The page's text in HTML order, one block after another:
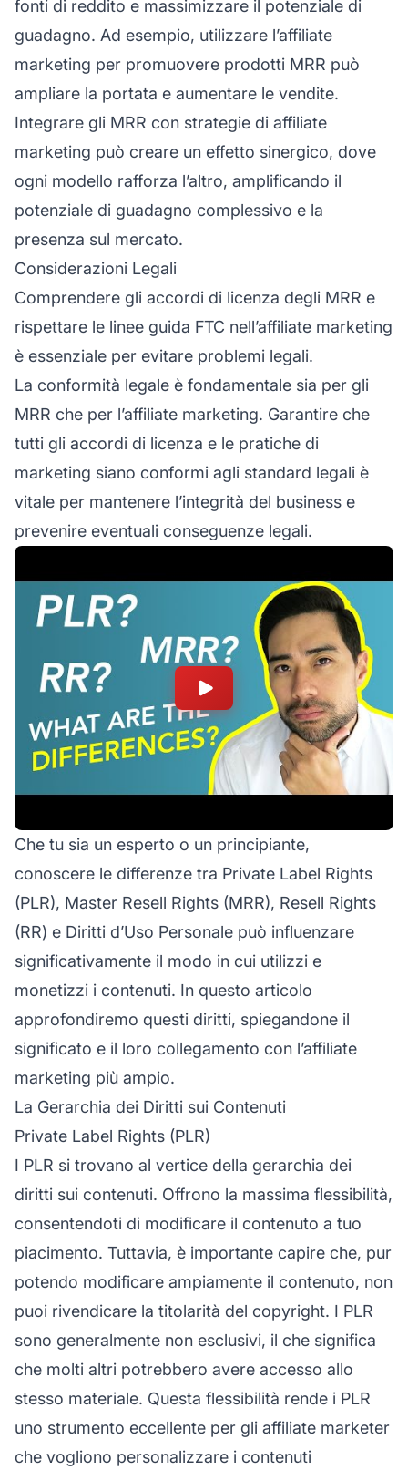
fonti di reddito e massimizzare il potenziale di
guadagno. Ad esempio, utilizzare l’affiliate
marketing per promuovere prodotti MRR può
ampliare la portata e aumentare le vendite.
Integrare gli MRR con strategie di affiliate
marketing può creare un effetto sinergico, dove
ogni modello rafforza l’altro, amplificando il
potenziale di guadagno complessivo e la
presenza sul mercato.
Considerazioni Legali
Comprendere gli accordi di licenza degli MRR e
rispettare le linee guida FTC nell’affiliate marketing
è essenziale per evitare problemi legali.
La conformità legale è fondamentale sia per gli
MRR che per l’affiliate marketing. Garantire che
tutti gli accordi di licenza e le pratiche di
marketing siano conformi agli standard legali è
vitale per mantenere l’integrità del business e
prevenire eventuali conseguenze legali.
Che tu sia un esperto o un principiante,
conoscere le differenze tra Private Label Rights
(PLR), Master Resell Rights (MRR), Resell Rights
(RR) e Diritti d’Uso Personale può influenzare
significativamente il modo in cui utilizzi e
monetizzi i contenuti. In questo articolo
approfondiremo questi diritti, spiegandone il
significato e il loro collegamento con l’affiliate
marketing più ampio.
La Gerarchia dei Diritti sui Contenuti
Private Label Rights (PLR)
I PLR si trovano al vertice della gerarchia dei
diritti sui contenuti. Offrono la massima flessibilità,
consentendoti di modificare il contenuto a tuo
piacimento. Tuttavia, è importante capire che, pur
potendo modificare ampiamente il contenuto, non
puoi rivendicare la titolarità del copyright. I PLR
sono generalmente non esclusivi, il che significa
che molti altri potrebbero avere accesso allo
stesso materiale. Questa flessibilità rende i PLR
uno strumento eccellente per gli affiliate marketer
che vogliono personalizzare i contenuti